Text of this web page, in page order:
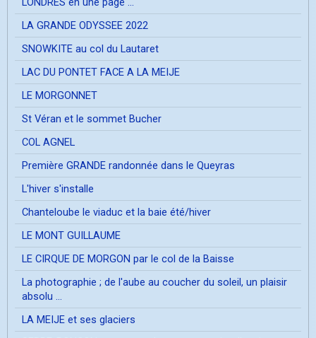
LA GRANDE ODYSSEE 2022
SNOWKITE au col du Lautaret
LAC DU PONTET FACE A LA MEIJE
LE MORGONNET
St Véran et le sommet Bucher
COL AGNEL
Première GRANDE randonnée dans le Queyras
L'hiver s'installe
Chanteloube le viaduc et la baie été/hiver
LE MONT GUILLAUME
LE CIRQUE DE MORGON par le col de la Baisse
La photographie ; de l'aube au coucher du soleil, un plaisir
absolu ...
LA MEIJE et ses glaciers